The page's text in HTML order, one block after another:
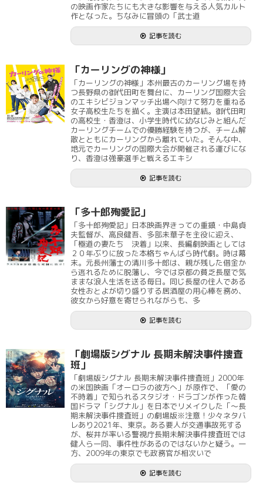
の映画作家たちにも大きな影響を与える人気カルト
作となった。ちなみに冒頭の「武士道
記事を読む
「カーリングの神様」
「カーリングの神様」本州最古のカーリング場を持
つ長野県の御代田町を舞台に、カーリング国際大会
のエキシビジョンマッチ出場へ向けて努力を重ねる
女子高校生たちを描く。主演は本田望結。御代田町
の高校生・香澄は、小学生時代に幼なじみと組んだ
カーリングチームでの優勝経験を持つが、チーム解
散とともにカーリングから離れていた。そんな中、
地元でカーリングの国際大会が開催される運びにな
り、香澄は強豪選手と戦えるエキシ
記事を読む
「多十郎殉愛記」
「多十郎殉愛記」日本映画界きっての重鎮・中島貞
夫監督が、高良健吾、多部未華子を主役に迎え、
「極道の妻たち 決着」以来、長編劇映画としては
２０年ぶりに放った本格ちゃんばら時代劇。時は幕
末。元長州藩士の清川多十郎は、親が残した借金か
ら逃れるために脱藩し、今では京都の貧乏長屋で気
ままな浪人生活を送る毎日。同じ長屋の住人である
女性おとよが切り盛りする居酒屋の用心棒を務め、
彼女から好意を寄せられながらも、多
記事を読む
「劇場版シグナル 長期未解決事件捜査
班」
「劇場版シグナル 長期未解決事件捜査班」2000年
の米国映画「オーロラの彼方へ」が原作で、「愛の
不時着」で知られるスタジオ・ドラゴンが作った韓
国ドラマ「シグナル」を日本でリメイクした「～長
期未解決事件捜査班」の劇場版※注意！少々ネタバ
レあり2021年、東京。ある要人が交通事故死する
が、桜井が率いる警視庁長期未解決事件捜査班では
健人ら一同、事件性があるのではないかと疑う。一
方、2009年の東京でも政務官が相次いで
記事を読む